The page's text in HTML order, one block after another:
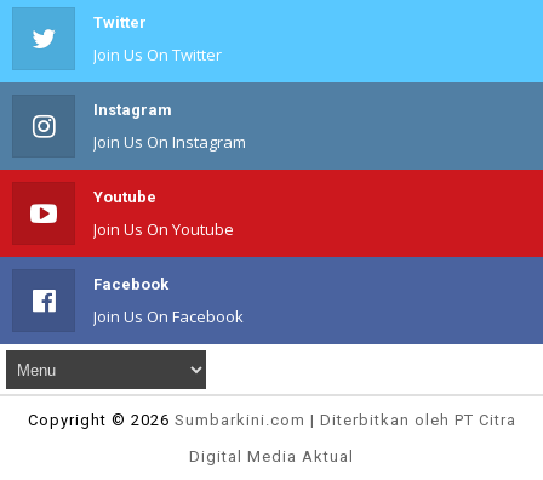
Twitter
Join Us On Twitter
Instagram
Join Us On Instagram
Youtube
Join Us On Youtube
Facebook
Join Us On Facebook
Copyright © 2026 Sumbarkini .com | Diterbitkan oleh PT Citra
Digital Media Aktual